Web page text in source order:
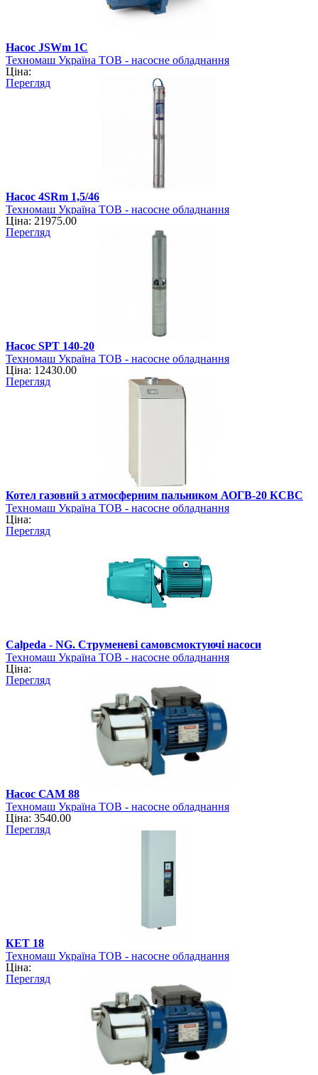
Насос JSWm 1C
Техномаш Україна ТОВ - насосне обладнання
Ціна:
Перегляд
Насос 4SRm 1,5/46
Техномаш Україна ТОВ - насосне обладнання
Ціна: 21975.00
Перегляд
Насос SPT 140-20
Техномаш Україна ТОВ - насосне обладнання
Ціна: 12430.00
Перегляд
Котел газовий з атмосферним пальником АОГВ-20 КСВC
Техномаш Україна ТОВ - насосне обладнання
Ціна:
Перегляд
Calpeda - NG. Струменеві самовсмоктуючі насоси
Техномаш Україна ТОВ - насосне обладнання
Ціна:
Перегляд
Насос САМ 88
Техномаш Україна ТОВ - насосне обладнання
Ціна: 3540.00
Перегляд
КЕТ 18
Техномаш Україна ТОВ - насосне обладнання
Ціна:
Перегляд